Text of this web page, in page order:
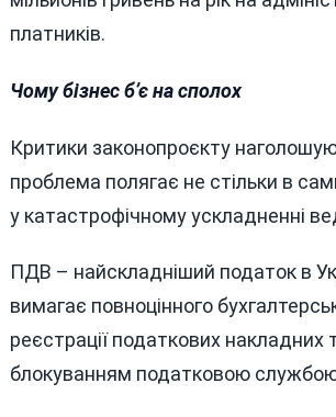
платників.
Чому бізнес б’є на сполох
Критики законопроєкту
проблема полягає не стільки в
у катастрофічному ускладненні
ПДВ – найскладніший податок в
вимагає повноцінного
реєстрації податкових накладних
блокуванням податковою